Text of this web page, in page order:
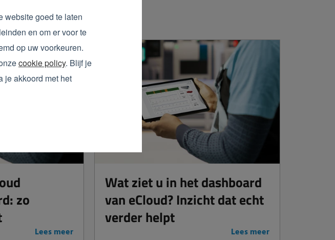
website goed te laten
en om er voor te
op uw voorkeuren.
cookie policy. Blijf je
je akkoord met het
zo
Lees meer
Wat ziet u in het dashboard
van eCloud? Inzicht dat echt
verder helpt
Lees meer